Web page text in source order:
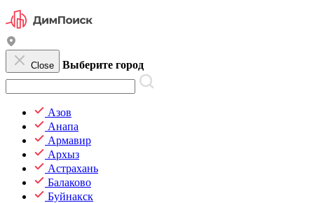
Close Выберите город
Азов
Анапа
Армавир
Архыз
Астрахань
Балаково
Буйнакск